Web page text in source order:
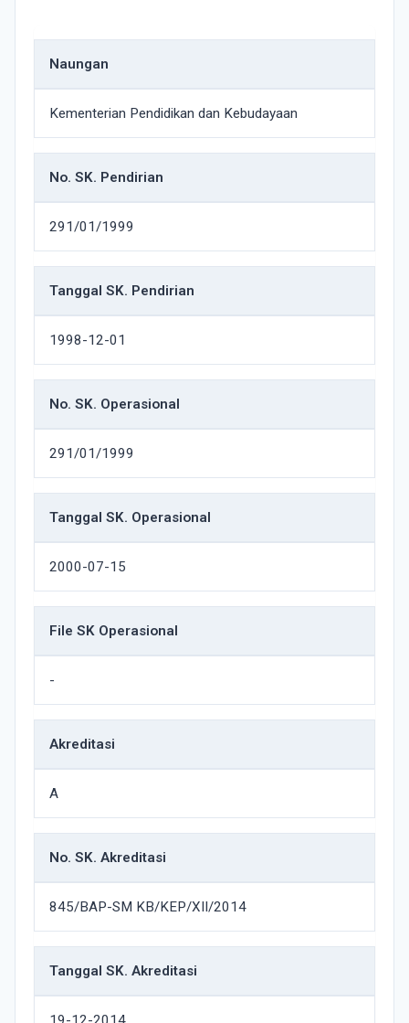
Naungan
Kementerian Pendidikan dan Kebudayaan
No. SK. Pendirian
291/01/1999
Tanggal SK. Pendirian
1998-12-01
No. SK. Operasional
291/01/1999
Tanggal SK. Operasional
2000-07-15
File SK Operasional
-
Akreditasi
A
No. SK. Akreditasi
845/BAP-SM KB/KEP/XII/2014
Tanggal SK. Akreditasi